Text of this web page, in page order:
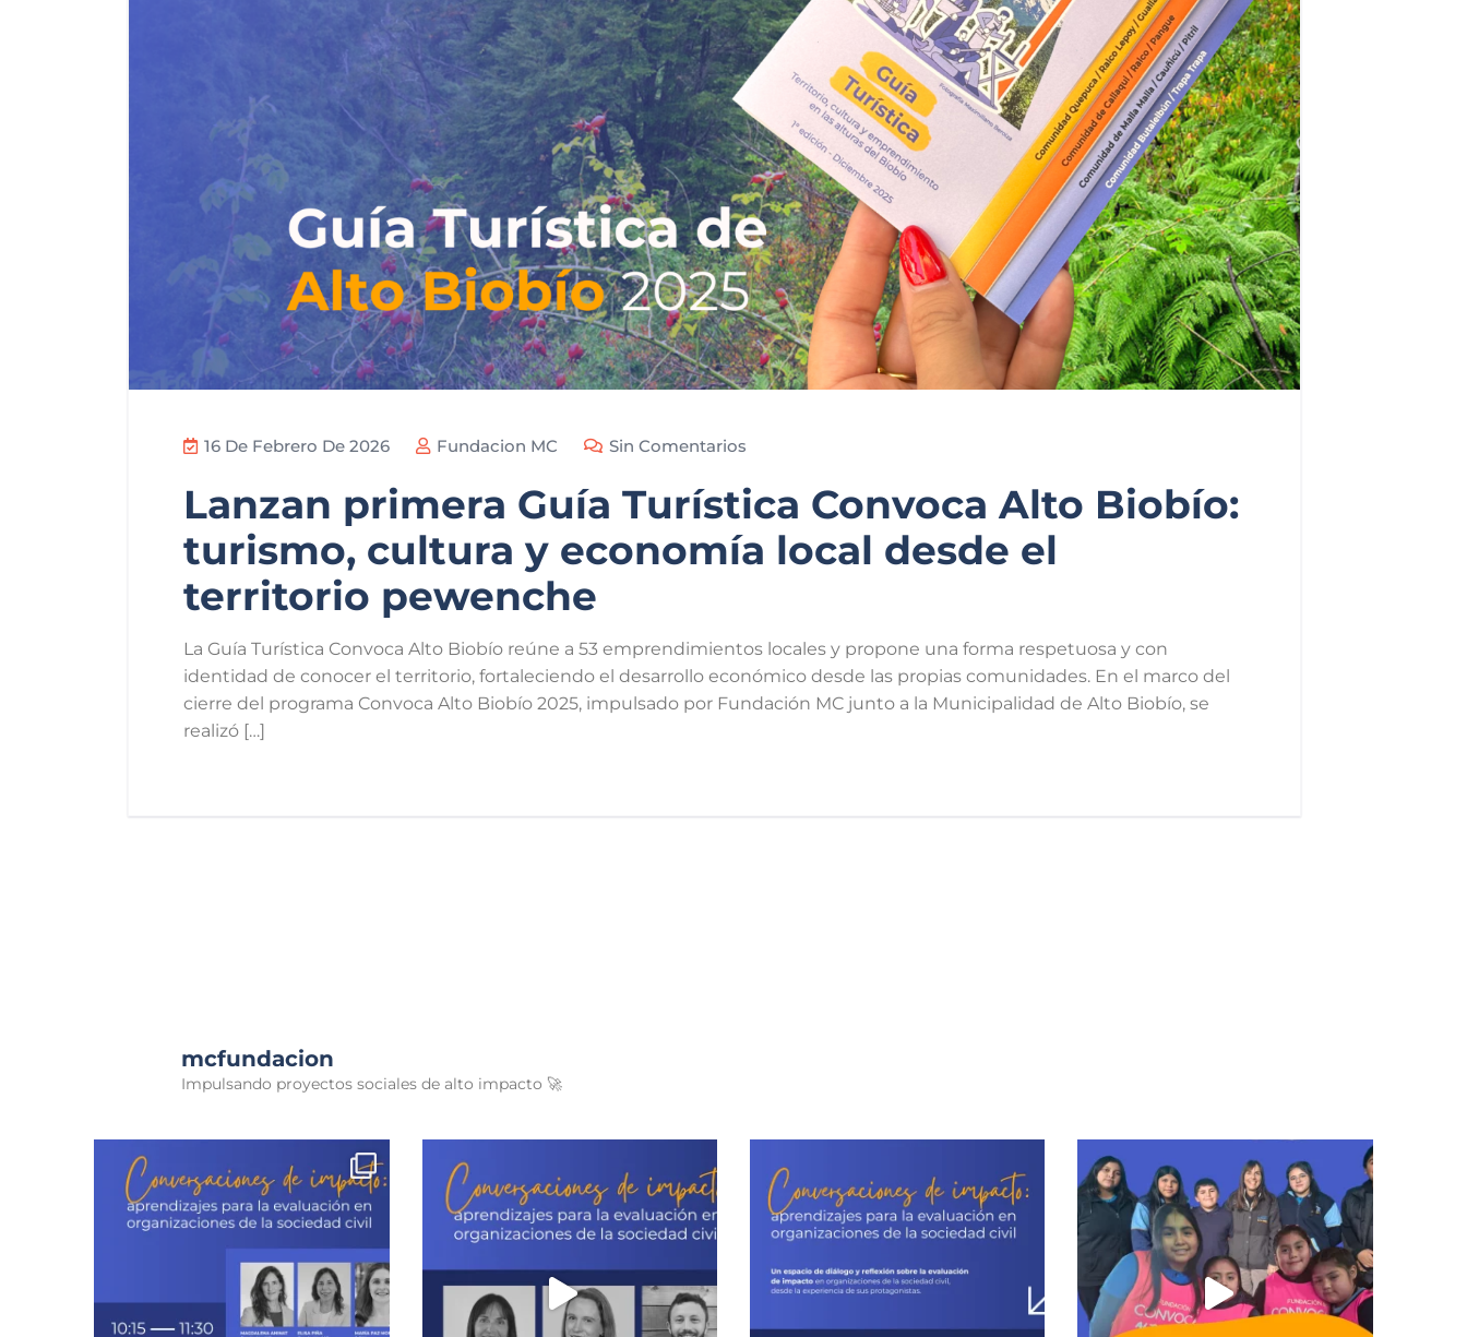
16 De Febrero De 2026 Fundacion MC Sin Comentarios
Lanzan primera Guía Turística Convoca Alto Biobío:
turismo, cultura y economía local desde el
territorio pewenche
La Guía Turística Convoca Alto Biobío reúne a 53 emprendimientos locales y propone una forma respetuosa y con
identidad de conocer el territorio, fortaleciendo el desarrollo económico desde las propias comunidades. En el marco del
cierre del programa Convoca Alto Biobío 2025, impulsado por Fundación MC junto a la Municipalidad de Alto Biobío, se
realizó […]
mcfundacion
Impulsando proyectos sociales de alto impacto 🚀